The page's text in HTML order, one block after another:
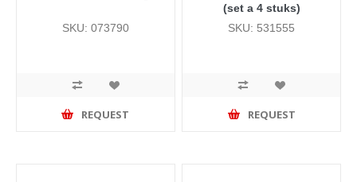
SKU: 073790
REQUEST
(set a 4 stuks)
SKU: 531555
REQUEST